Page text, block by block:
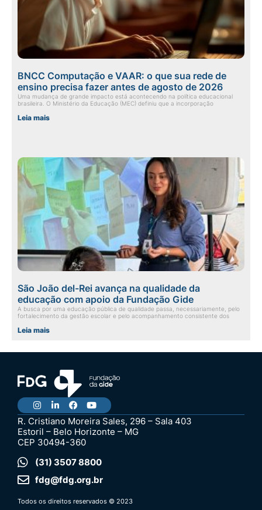
BNCC Computação e VAAR: o que sua rede de
ensino precisa fazer antes de agosto de 2026
Uma mudança de grande impacto está acontecendo na política educacional
brasileira. O Ministério da Educação (MEC) definiu que a incorporação
Leia mais
São João del-Rei avança na qualidade da
educação com apoio da Fundação Gide
A busca por uma educação pública de qualidade passa, necessariamente, pelo
fortalecimento da gestão escolar e pelo acompanhamento consistente dos
Leia mais
R. Cristiano Moreira Sales, 296 – Sala 403
Estoril – Belo Horizonte – MG
CEP 30494-360
(31) 3507 8800
fdg@fdg.org.br
Todos os direitos reservados © 2023